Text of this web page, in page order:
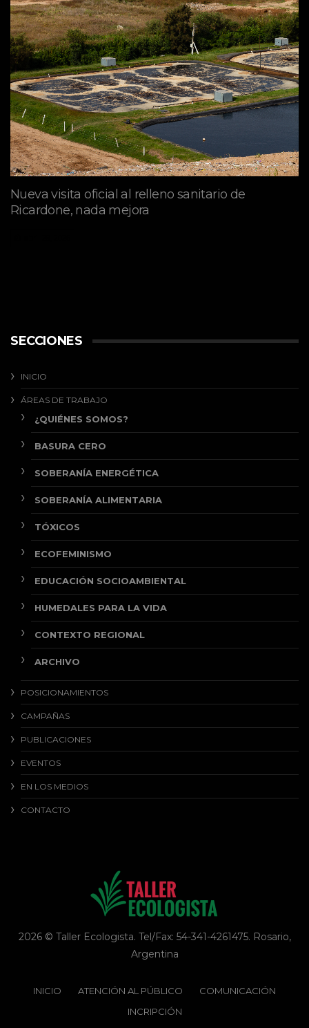
Nueva visita oficial al relleno sanitario de
Ricardone, nada mejora
SECCIONES
INICIO
ÁREAS DE TRABAJO
¿QUIÉNES SOMOS?
BASURA CERO
SOBERANÍA ENERGÉTICA
SOBERANÍA ALIMENTARIA
TÓXICOS
ECOFEMINISMO
EDUCACIÓN SOCIOAMBIENTAL
HUMEDALES PARA LA VIDA
CONTEXTO REGIONAL
ARCHIVO
POSICIONAMIENTOS
CAMPAÑAS
PUBLICACIONES
EVENTOS
EN LOS MEDIOS
CONTACTO
2026 © Taller Ecologista. Tel/Fax: 54-341-4261475. Rosario,
Argentina
INICIO ATENCIÓN AL PÚBLICO
COMUNICACIÓN
INCRIPCIÓN